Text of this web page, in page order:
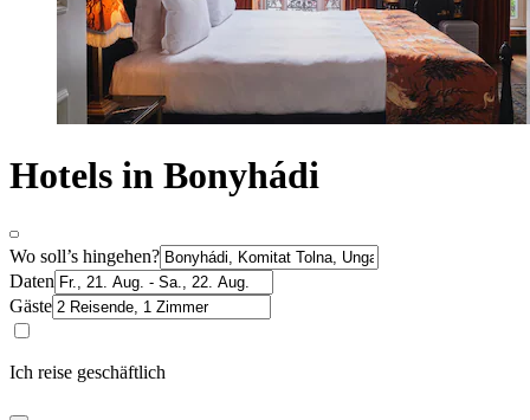
Hotels in Bonyhádi
Wo soll’s hingehen?
Daten
Gäste
Ich reise geschäftlich